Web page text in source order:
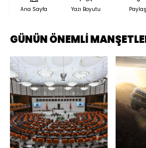
Ana Sayfa Yazı Boyutu Paylaş
GÜNÜN ÖNEMLİ